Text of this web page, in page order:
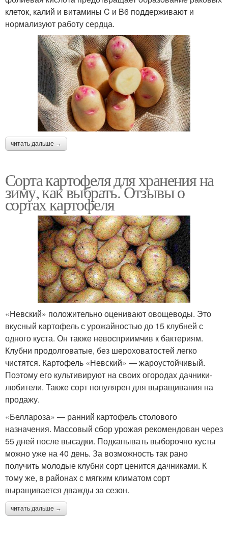
клеток, калий и витамины C и B6 поддерживают и
нормализуют работу сердца.
читать дальше →
Сорта картофеля для хранения на
зиму, как выбрать. Отзывы о
сортах картофеля
«Невский» положительно оценивают овощеводы. Это
вкусный картофель с урожайностью до 15 клубней с
одного куста. Он также невосприимчив к бактериям.
Клубни продолговатые, без шероховатостей легко
чистятся. Картофель «Невский» — жароустойчивый.
Поэтому его культивируют на своих огородах дачники-
любители. Также сорт популярен для выращивания на
продажу.
«Беллароза» — ранний картофель столового
назначения. Массовый сбор урожая рекомендован через
55 дней после высадки. Подкапывать выборочно кусты
можно уже на 40 день. За возможность так рано
получить молодые клубни сорт ценится дачниками. К
тому же, в районах с мягким климатом сорт
выращивается дважды за сезон.
читать дальше →